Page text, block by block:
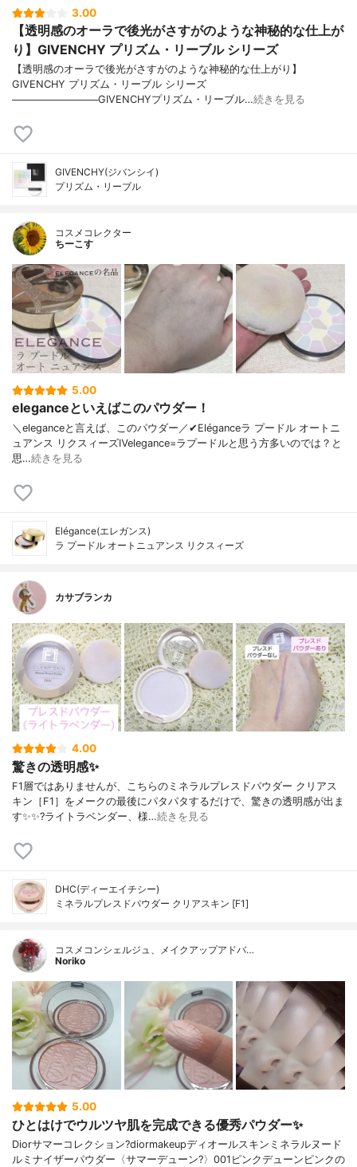
3.00
【透明感のオーラで後光がさすがのような神秘的な仕上が
り】GIVENCHY プリズム・リーブル シリーズ
【透明感のオーラで後光がさすがのような神秘的な仕上がり】
GIVENCHY プリズム・リーブル シリーズ
────────────GIVENCHYプリズム・リーブル…続きを見る
GIVENCHY(ジバンシイ)
プリズム・リーブル
コスメコレクター
ちーこす
5.00
eleganceといえばこのパウダー！
＼eleganceと言えば、このパウダー／✔︎Eléganceラ プードル オートニ
ュアンス リクスィーズⅣelegance=ラプードルと思う方多いのでは？と
思…続きを見る
Elégance(エレガンス)
ラ プードル オートニュアンス リクスィーズ
カサブランカ
4.00
驚きの透明感✨
F1層ではありませんが、こちらのミネラルプレスドパウダー クリアス
キン［F1］をメークの最後にパタパタするだけで、驚きの透明感が出ま
す✨✨?ライトラベンダー、様…続きを見る
DHC(ディーエイチシー)
ミネラルプレスドパウダー クリアスキン [F1]
コスメコンシェルジュ、メイクアップアドバ…
Noriko
5.00
ひとはけでウルツヤ肌を完成できる優秀パウダー✨
Diorサマーコレクション?diormakeupディオールスキンミネラルヌード
ルミナイザーパウダー〈サマーデューン?️〉001ピンクデューンピンクの